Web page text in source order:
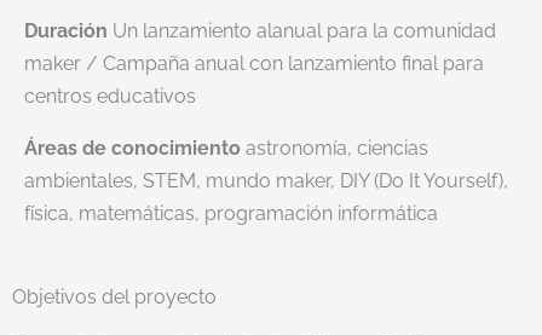
Duración Un lanzamiento alanual para la comunidad
maker / Campaña anual con lanzamiento final para
centros educativos
Áreas de conocimiento astronomía, ciencias
ambientales, STEM, mundo maker, DIY (Do It Yourself),
física, matemáticas, programación informática
Objetivos del proyecto